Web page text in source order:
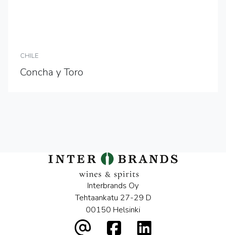
CHILE
Concha y Toro
Interbrands Oy
Tehtaankatu 27-29 D
00150 Helsinki